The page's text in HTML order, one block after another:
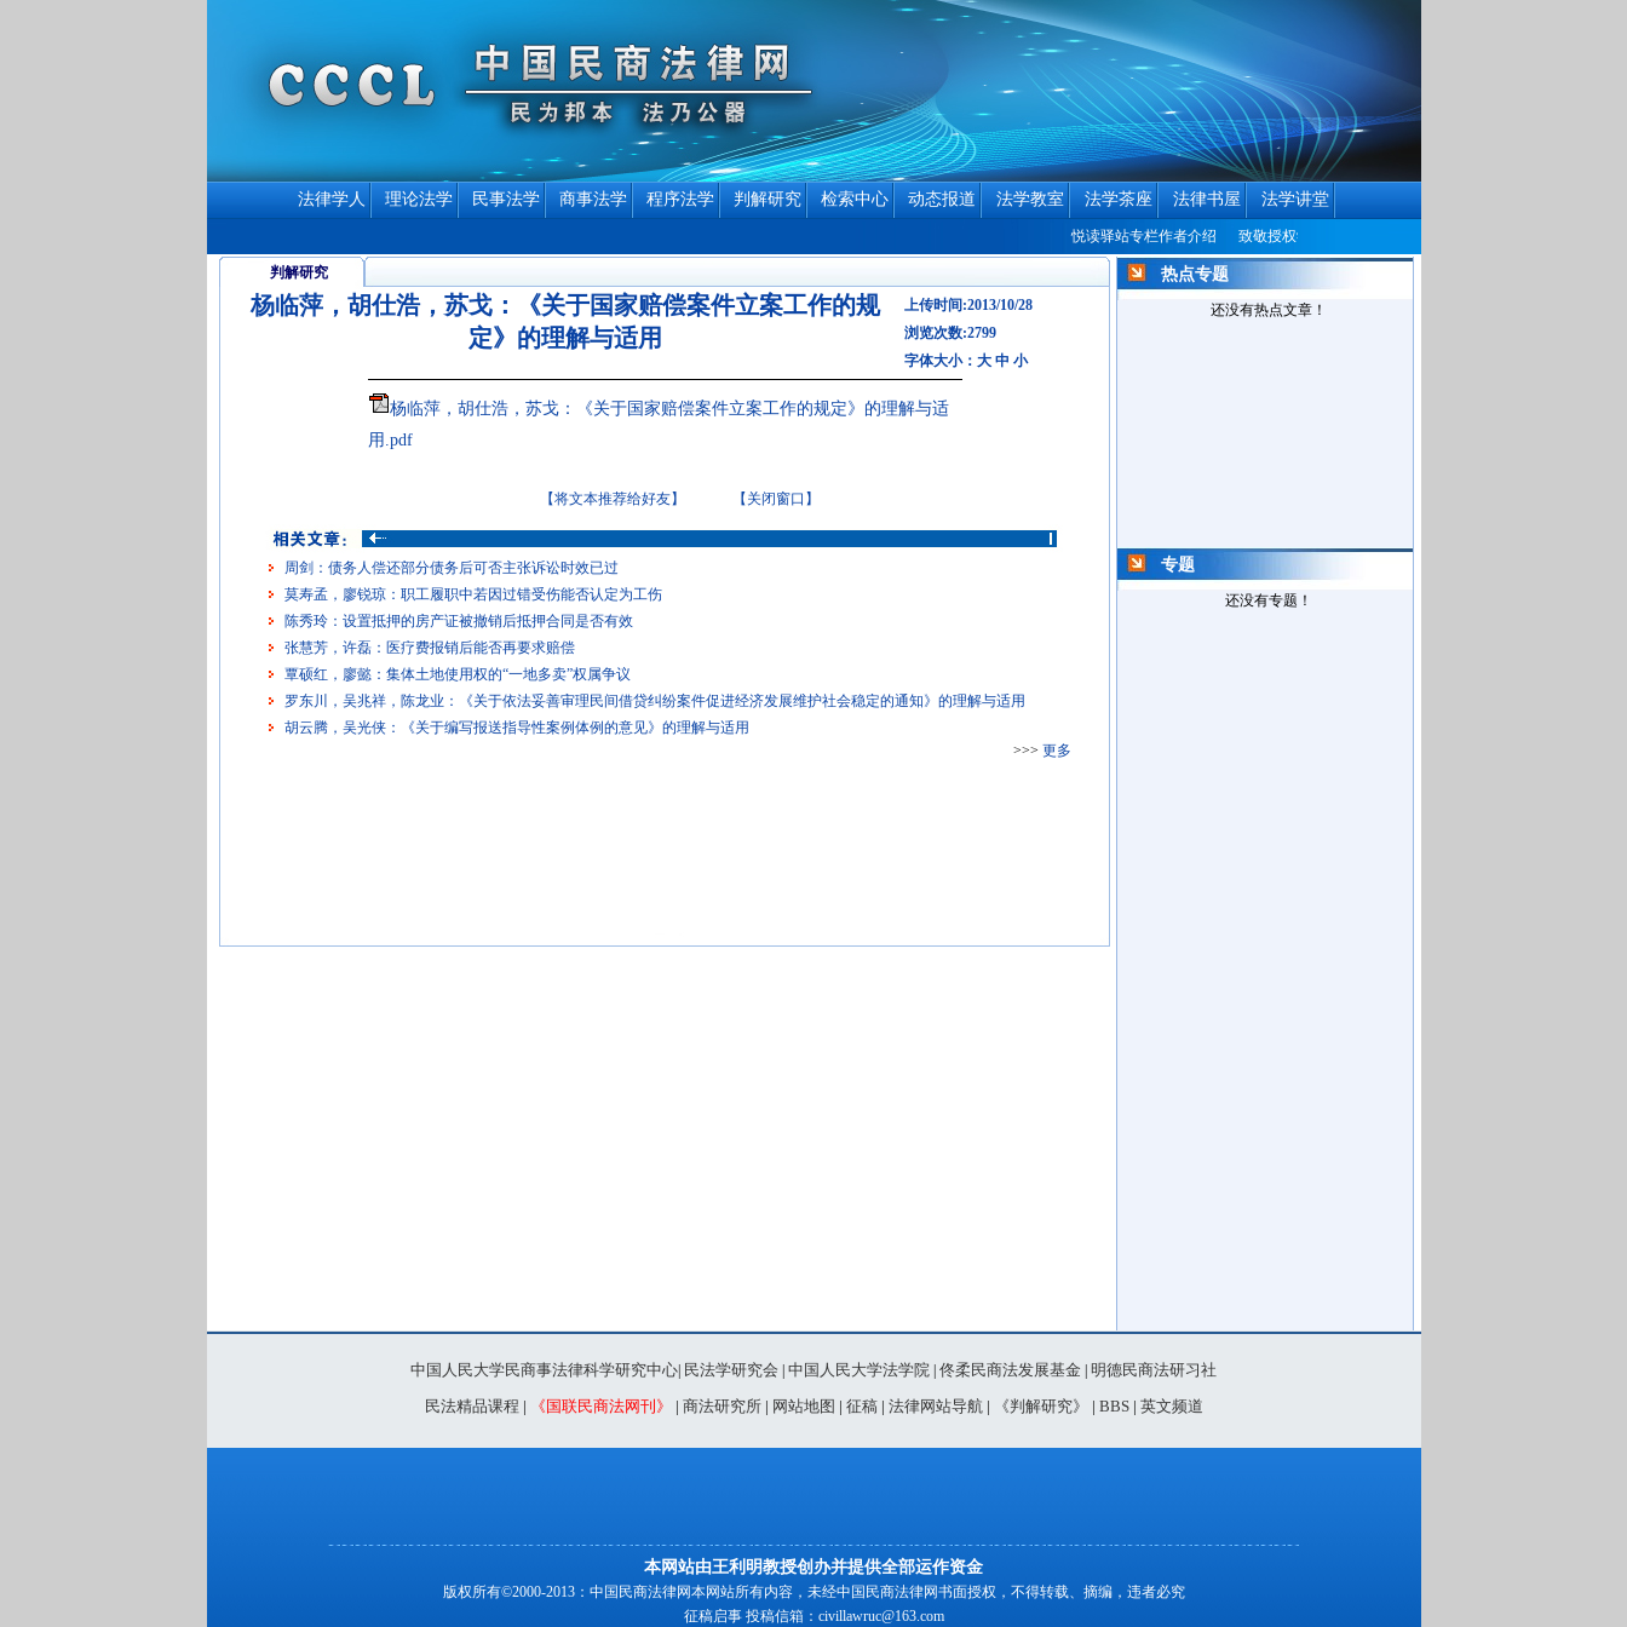
法律学人 理论法学 民事法学 商事法学 程序法学 判解研究 检索中心 动态报道 法学教室 法学茶座 法律书屋 法学讲堂
悦读驿站专栏作者介绍 致敬授权学者
判解研究
杨临萍，胡仕浩，苏戈：《关于国家赔偿案件立案工作的规
定》的理解与适用
上传时间:2013/10/28
浏览次数:2799
字体大小： 大 中 小
杨临萍，胡仕浩，苏戈：《关于国家赔偿案件立案工作的规定》的理解与适
用.pdf
【将文本推荐给好友】 【关闭窗口】
周剑：债务人偿还部分债务后可否主张诉讼时效已过
莫寿孟，廖锐琼：职工履职中若因过错受伤能否认定为工伤
陈秀玲：设置抵押的房产证被撤销后抵押合同是否有效
张慧芳，许磊：医疗费报销后能否再要求赔偿
覃硕红，廖懿：集体土地使用权的“一地多卖”权属争议
罗东川，吴兆祥，陈龙业：《关于依法妥善审理民间借贷纠纷案件促进经济发展维护社会稳定的通知》的理解与适用
胡云腾，吴光侠：《关于编写报送指导性案例体例的意见》的理解与适用
>>> 更多
热点专题
还没有热点文章！
专题
还没有专题！
中国人民大学民商事法律科学研究中心 民法学研究会 中国人民大学法学院 佟柔民商法发展基金 明德民商法研习社
民法精品课程 | 《国联民商法网刊》 | 商法研究所 | 网站地图 | 征稿 | 法律网站导航 | 《判解研究》 | BBS | 英文频道
本网站由王利明教授创办并提供全部运作资金
版权所有©2000-2013：中国民商法律网本网站所有内容，未经中国民商法律网书面授权，不得转载、摘编，违者必究
征稿启事 投稿信箱： civillawruc@163.com